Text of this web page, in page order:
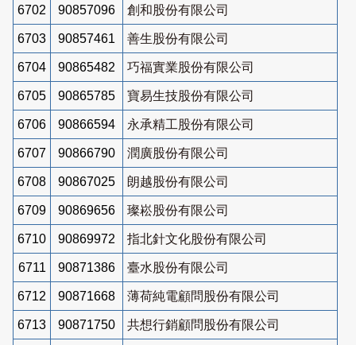
6702 90857096 創和股份有限公司
6703 90857461 善生股份有限公司
6704 90865482 巧福實業股份有限公司
6705 90865785 寶易生技股份有限公司
6706 90866594 永承精工股份有限公司
6707 90866790 潤廣股份有限公司
6708 90867025 朗越股份有限公司
6709 90869656 璨崧股份有限公司
6710 90869972 指北針文化股份有限公司
6711 90871386 臺水股份有限公司
6712 90871668 薄荷純電顧問股份有限公司
6713 90871750 共想行銷顧問股份有限公司